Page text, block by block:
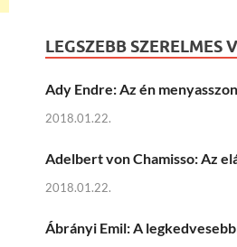
LEGSZEBB SZERELMES
Ady Endre: Az én
2018.01.22.
Adelbert von Chamisso: Az
2018.01.22.
Ábrányi Emil: A